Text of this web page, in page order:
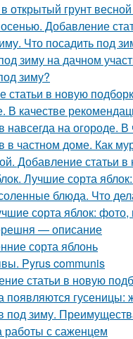
открытый грунт
Добавление
Что посадить под
зиму на дачном
зиму?
в новую
В качестве
навсегда на огороде.
в частном доме. Как
Добавление статьи
Лучшие сорта
блюда. Что
сорта яблок: фото,
— описание
сорта яблонь
Pyrus communis
статьи в новую
появляются гусеницы:
под зиму.
работы с саженцем